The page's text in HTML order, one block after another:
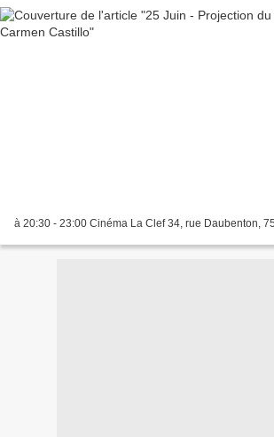
à 20:30 - 23:00 Cinéma La Clef 34, rue Daubenton,